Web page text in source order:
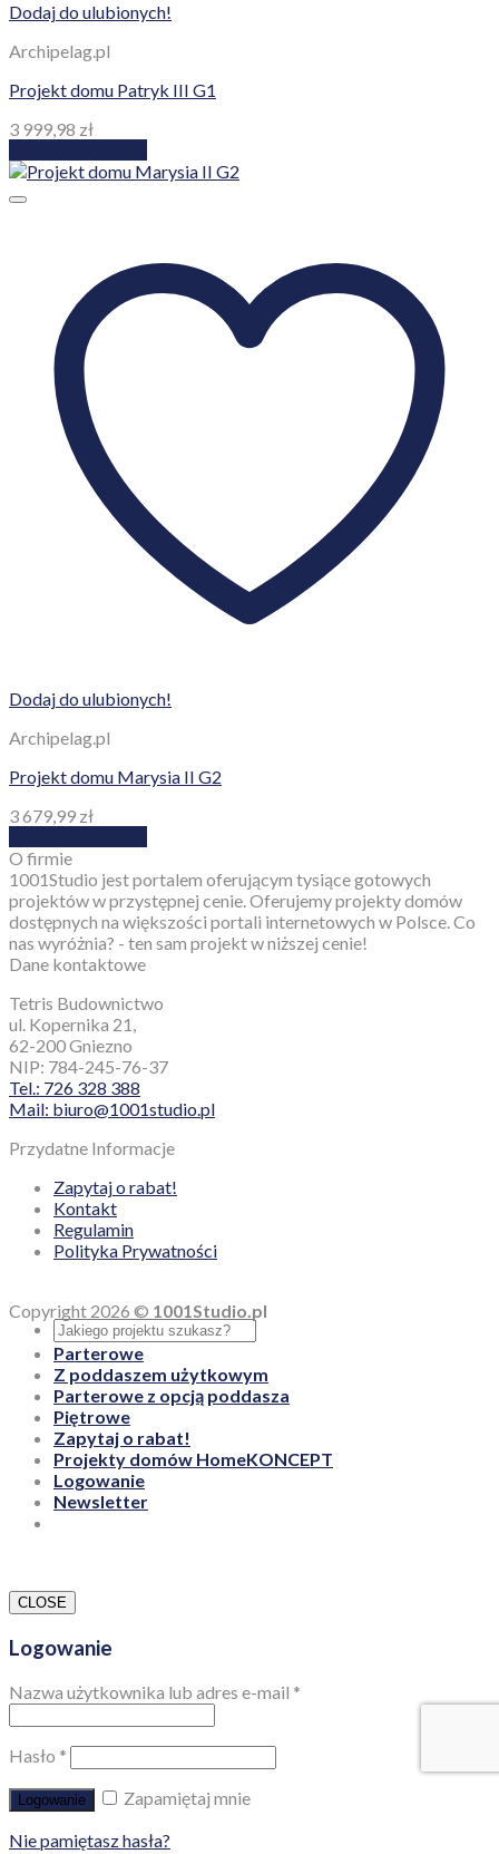
Dodaj do ulubionych!
Archipelag.pl
Projekt domu Patryk III G1
3 999,98 zł
Dodaj do ulubionych!
Archipelag.pl
Projekt domu Marysia II G2
3 679,99 zł
O firmie
1001Studio jest portalem oferującym tysiące gotowych
projektów w przystępnej cenie. Oferujemy projekty domów
dostępnych na większości portali internetowych w Polsce. Co
nas wyróżnia? - ten sam projekt w niższej cenie!
Dane kontaktowe
Tetris Budownictwo
ul. Kopernika 21,
62-200 Gniezno
NIP: 784-245-76-37
Tel.: 726 328 388
Mail: biuro@1001studio.pl
Przydatne Informacje
Zapytaj o rabat!
Kontakt
Regulamin
Polityka Prywatności
Copyright 2026 © 1001Studio.pl
Parterowe
Z poddaszem użytkowym
Parterowe z opcją poddasza
Piętrowe
Zapytaj o rabat!
Projekty domów HomeKONCEPT
Logowanie
Newsletter
CLOSE
Logowanie
Nazwa użytkownika lub adres e-mail *
Hasło *
Logowanie
Zapamiętaj mnie
Nie pamiętasz hasła?